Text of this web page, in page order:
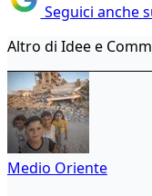
Seguici anche
Altro di Idee e
Medio Oriente